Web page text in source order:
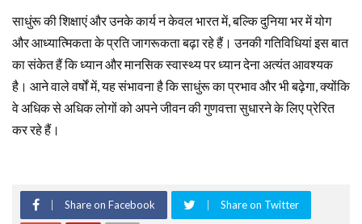
साधुंरू की शिक्षाएं और उनके कार्य न केवल भारत में, बल्कि दुनिया भर में योग
और आध्यात्मिकता के प्रति जागरूकता बढ़ा रहे हैं। उनकी गतिविधियां इस बात
का संकेत हैं कि ध्यान और मानसिक स्वास्थ्य पर ध्यान देना अत्यंत आवश्यक
है। आने वाले वर्षों में, यह संभावना है कि साधुंरू का प्रभाव और भी बढ़ेगा, क्योंकि
वे अधिक से अधिक लोगों को अपने जीवन की गुणवत्ता सुधारने के लिए प्रेरित
कर रहे हैं।
Share on Facebook Share on Twitter